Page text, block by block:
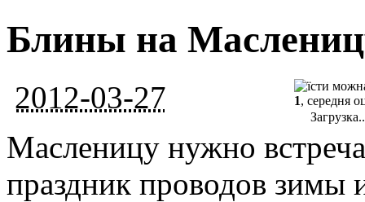
Блины на
2012-03-27 1, середня
Масленицу нужно
праздник проводов зимы